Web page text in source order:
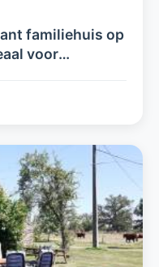
familiehuis op
voor